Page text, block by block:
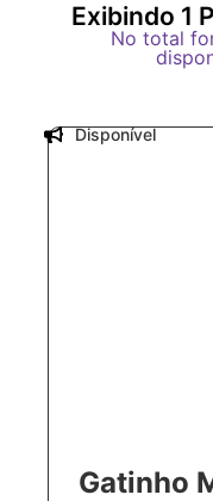
Exibindo 1
No total
Gatinho
Disponível